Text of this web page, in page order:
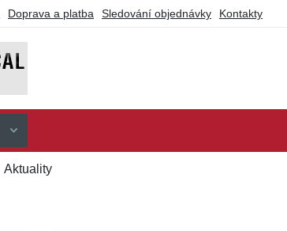
Doprava a platba Sledování objednávky Kontakty
Aktuality